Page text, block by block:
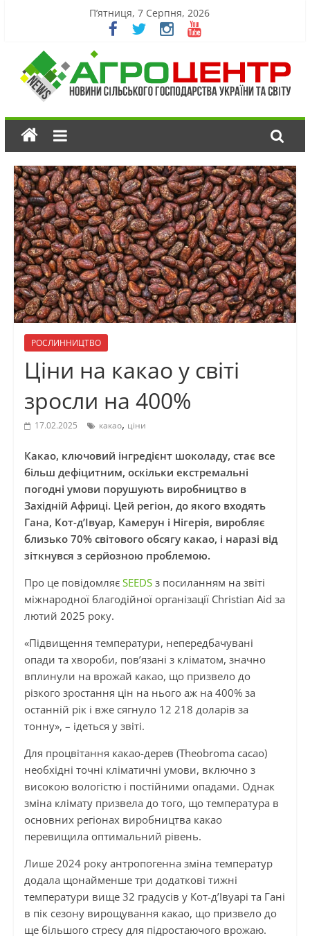
П’ятниця, 7 Серпня, 2026
РОСЛИННИЦТВО
Ціни на какао у світі
зросли на 400%
17.02.2025 какао, ціни
Какао, ключовий інгредієнт шоколаду, стає все
більш дефіцитним, оскільки екстремальні
погодні умови порушують виробництво в
Західній Африці. Цей регіон, до якого входять
Гана, Кот-д’Івуар, Камерун і Нігерія, виробляє
близько 70% світового обсягу какао, і наразі від
зіткнувся з серйозною проблемою.
Про це повідомляє SEEDSз посиланням на звіті
міжнародної благодійної організації Christian Aid за
лютий 2025 року.
«Підвищення температури, непередбачувані
опади та хвороби, пов’язані з кліматом, значно
вплинули на врожай какао, що призвело до
різкого зростання цін на нього аж на 400% за
останній рік і вже сягнуло 12 218 доларів за
тонну», – ідеться у звіті.
Для процвітання какао-дерев (Theobroma cacao)
необхідні точні кліматичні умови, включно з
високою вологістю і постійними опадами. Однак
зміна клімату призвела до того, що температура в
основних регіонах виробництва какао
перевищила оптимальний рівень.
Лише 2024 року антропогенна зміна температур
додала щонайменше три додаткові тижні
температури вище 32 градусів у Кот-д’Івуарі та Гані
в пік сезону вирощування какао, що призвело до
ще більшого стресу для підростаючого врожаю.